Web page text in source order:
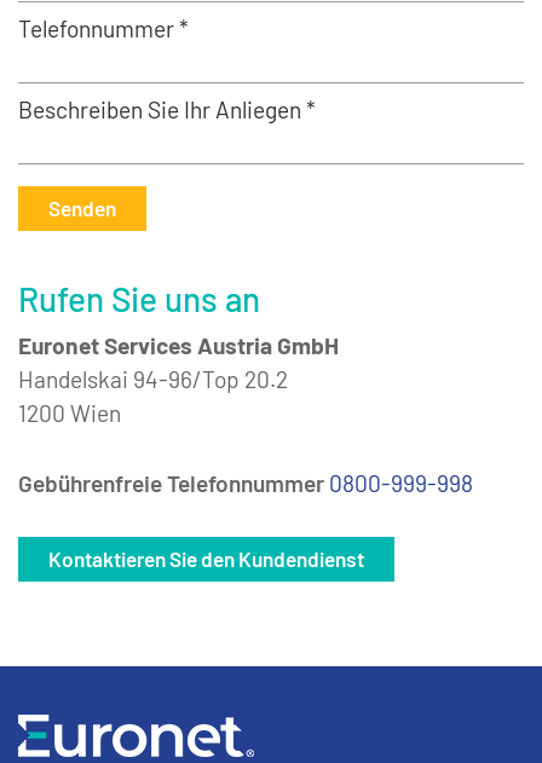
Telefonnummer *
Beschreiben Sie Ihr Anliegen *
Senden
Rufen Sie uns an
Euronet Services Austria GmbH
Handelskai 94-96/Top 20.2
1200 Wien
Gebührenfreie Telefonnummer 0800-999-998
Kontaktieren Sie den Kundendienst